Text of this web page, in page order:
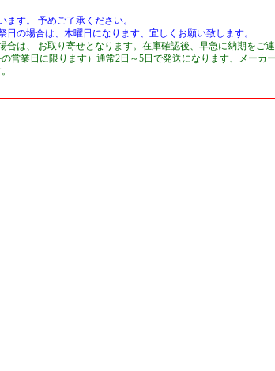
す。 予めご了承ください。
の場合は、木曜日になります、宜しくお願い致します。
合は、 お取り寄せとなります。在庫確認後、早急に納期をご
営業日に限ります）通常2日～5日で発送になります、メーカ